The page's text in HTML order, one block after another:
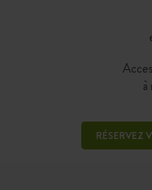
RÉSERVEZ